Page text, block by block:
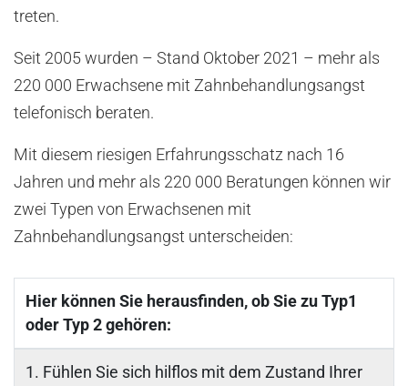
treten.
Seit 2005 wurden – Stand Oktober 2021 – mehr als
220 000 Erwachsene mit Zahnbehandlungsangst
telefonisch beraten.
Mit diesem riesigen Erfahrungsschatz nach 16
Jahren und mehr als 220 000 Beratungen können wir
zwei Typen von Erwachsenen mit
Zahnbehandlungsangst unterscheiden:
Hier können Sie herausfinden, ob Sie zu Typ1
oder Typ 2 gehören:
1. Fühlen Sie sich hilflos mit dem Zustand Ihrer